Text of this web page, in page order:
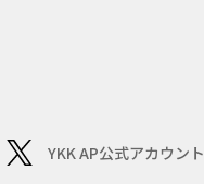
YKK AP公式アカウント